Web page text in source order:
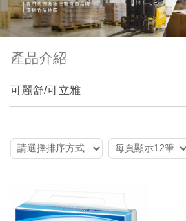
產品介紹
可麗舒/可立雅